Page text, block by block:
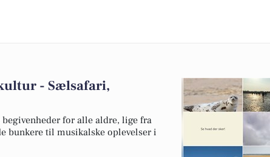
- Sælsafari,
for alle aldre, lige fra
bunkere til musikalske oplevelser i